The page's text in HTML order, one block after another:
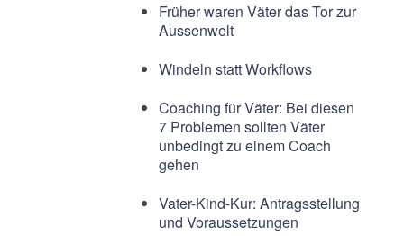
Früher waren Väter das Tor zur
Aussenwelt
Windeln statt Workflows
Coaching für Väter: Bei diesen
7 Problemen sollten Väter
unbedingt zu einem Coach
gehen
Vater-Kind-Kur: Antragsstellung
und Voraussetzungen